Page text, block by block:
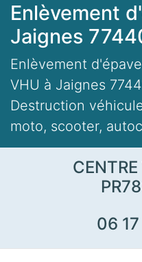
Enlèvement
Jaignes
Enlèvement
VHU à Jaignes
Destruction
moto, scooter,
06